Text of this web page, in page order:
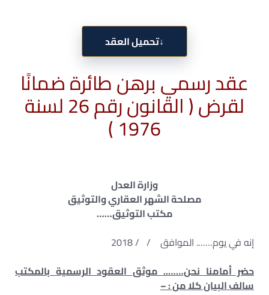
↓تحميل العقد
عقد رسمي برهن طائرة ضمانًا
لقرض ( القانون رقم 26 لسنة
1976 )
وزارة العدل
مصلحة الشهر العقاري والتوثيق
مكتب التوثيق……
إنه في يوم……. الموافق / / 2018
حضر أمامنا نحن…….. موثق العقود الرسمية بالمكتب
سالف البيان كلا من : –